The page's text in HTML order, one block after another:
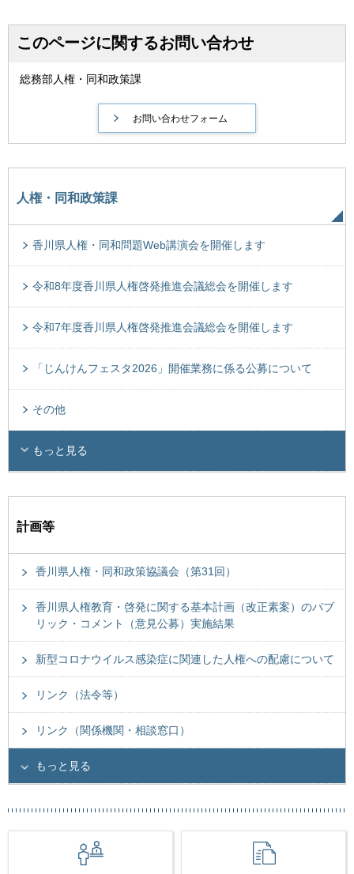
このページに関するお問い合わせ
総務部人権・同和政策課
人権・同和政策課
香川県人権・同和問題Web講演会を開催します
令和8年度香川県人権啓発推進会議総会を開催します
令和7年度香川県人権啓発推進会議総会を開催します
「じんけんフェスタ2026」開催業務に係る公募について
その他
もっと見る
計画等
香川県人権・同和政策協議会（第31回）
香川県人権教育・啓発に関する基本計画（改正素案）のパブ
リック・コメント（意見公募）実施結果
新型コロナウイルス感染症に関連した人権への配慮について
リンク（法令等）
リンク（関係機関・相談窓口）
もっと見る